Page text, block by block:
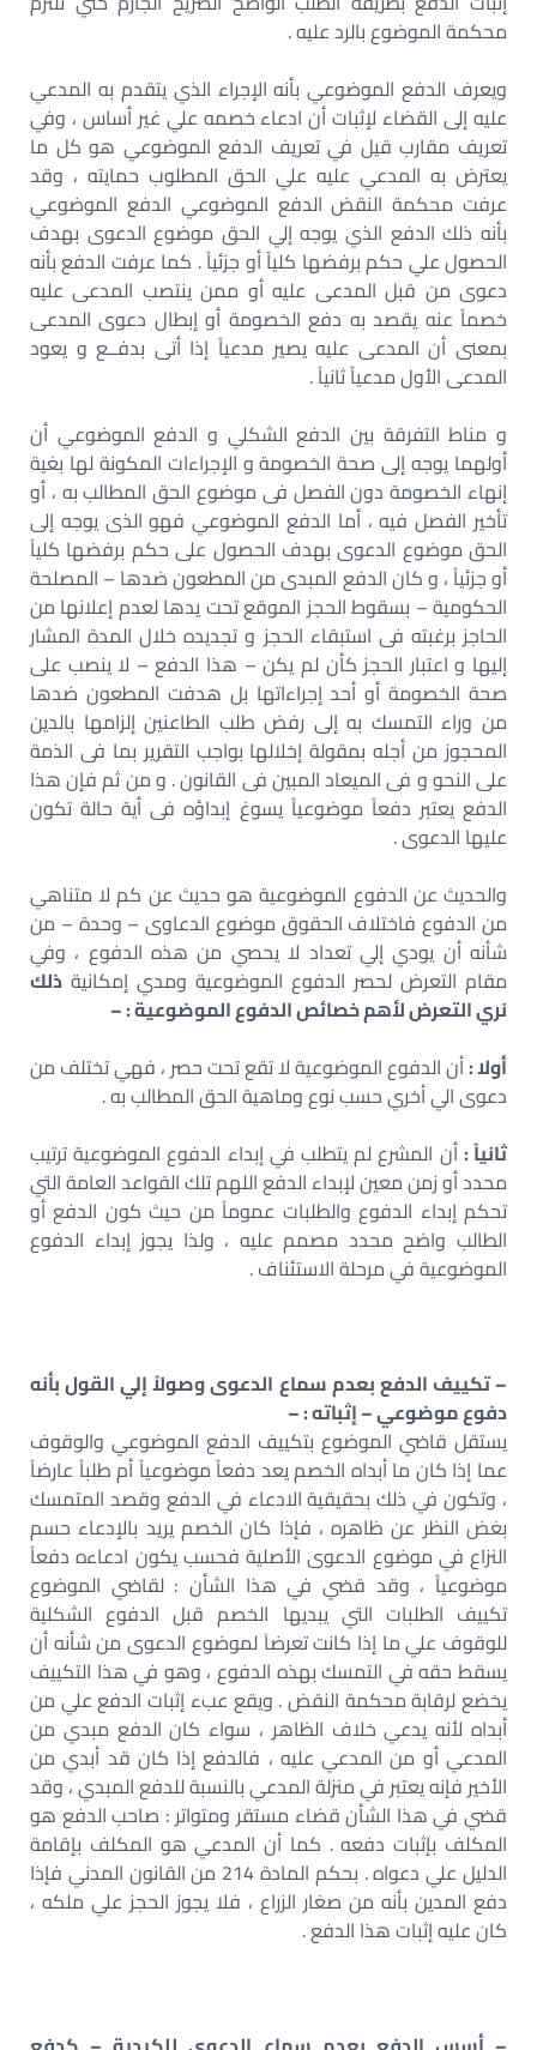
محكمة الموضوع بالرد عليه .
ويعرف الدفع الموضوعي بأنه الإجراء الذي يتقدم به المدعي
عليه إلى القضاء لإثبات أن ادعاء خصمه علي غير أساس ، وفي
تعريف مقارب قيل في تعريف الدفع الموضوعي هو كل ما
يعترض به المدعي عليه علي الحق المطلوب حمايته ، وقد
عرفت محكمة النقض الدفع الموضوعي الدفع الموضوعي
بأنه ذلك الدفع الذي يوجه إلي الحق موضوع الدعوى بهدف
الحصول علي حكم برفضها كلياً أو جزئياً . كما عرفت الدفع بأنه
دعوى من قبل المدعى عليه أو ممن ينتصب المدعى عليه
خصماً عنه يقصد به دفع الخصومة أو إبطال دعوى المدعى
بمعنى أن المدعى عليه يصير مدعياً إذا أتى بدفــع و يعود
المدعى الأول مدعياً ثانياً .
و مناط التفرقة بين الدفع الشكلي و الدفع الموضوعي أن
أولهما يوجه إلى صحة الخصومة و الإجراءات المكونة لها بغية
إنهاء الخصومة دون الفصل فى موضوع الحق المطالب به ، أو
تأخير الفصل فيه ، أما الدفع الموضوعي فهو الذى يوجه إلى
الحق موضوع الدعوى بهدف الحصول على حكم برفضها كلياً
أو جزئياً ، و كان الدفع المبدى من المطعون ضدها – المصلحة
الحكومية – بسقوط الحجز الموقع تحت يدها لعدم إعلانها من
الحاجز برغبته فى استبقاء الحجز و تجديده خلال المدة المشار
إليها و اعتبار الحجز كأن لم يكن – هذا الدفع – لا ينصب على
صحة الخصومة أو أحد إجراءاتها بل هدفت المطعون ضدها
من وراء التمسك به إلى رفض طلب الطاعنين إلزامها بالدين
المحجوز من أجله بمقولة إخلالها بواجب التقرير بما فى الذمة
على النحو و فى الميعاد المبين فى القانون . و من ثم فإن هذا
الدفع يعتبر دفعاً موضوعياً يسوغ إبداؤه فى أية حالة تكون
عليها الدعوى .
والحديث عن الدفوع الموضوعية هو حديث عن كم لا متناهي
من الدفوع فاختلاف الحقوق موضوع الدعاوى – وحدة – من
شأنه أن يودي إلي تعداد لا يحصي من هذه الدفوع ، وفي
مقام التعرض لحصر الدفوع الموضوعية ومدي إمكانية ذلك
نري التعرض لأهم خصائص الدفوع الموضوعية : –
أولا :أن الدفوع الموضوعية لا تقع تحت حصر ، فهي تختلف من
دعوى الي أخري حسب نوع وماهية الحق المطالب به .
ثانياً :أن المشرع لم يتطلب في إبداء الدفوع الموضوعية ترتيب
محدد أو زمن معين لإبداء الدفع اللهم تلك القواعد العامة التي
تحكم إبداء الدفوع والطلبات عموماً من حيث كون الدفع أو
الطالب واضح محدد مصمم عليه ، ولذا يجوز إبداء الدفوع
الموضوعية في مرحلة الاستئناف .
– تكييف الدفع بعدم سماع الدعوى وصولاً إلي القول بأنه
دفوع موضوعي – إثباته : –
يستقل قاضي الموضوع بتكييف الدفع الموضوعي والوقوف
عما إذا كان ما أبداه الخصم يعد دفعاً موضوعياً أم طلباً عارضاً
، وتكون في ذلك بحقيقية الادعاء في الدفع وقصد المتمسك
بغض النظر عن ظاهره ، فإذا كان الخصم يريد بالإدعاء حسم
النزاع في موضوع الدعوى الأصلية فحسب يكون ادعاءه دفعاً
موضوعياً ، وقد قضي في هذا الشأن : لقاضي الموضوع
تكييف الطلبات التي يبديها الخصم قبل الدفوع الشكلية
للوقوف علي ما إذا كانت تعرضاَ لموضوع الدعوى من شأنه أن
يسقط حقه في التمسك بهذه الدفوع ، وهو في هذا التكييف
يخضع لرقابة محكمة النقض . ويقع عبء إثبات الدفع علي من
أبداه لأنه يدعي خلاف الظاهر ، سواء كان الدفع مبدي من
المدعي أو من المدعي عليه ، فالدفع إذا كان قد أبدي من
الأخير فإنه يعتبر في منزلة المدعي بالنسبة للدفع المبدي ، وقد
قضي في هذا الشأن قضاء مستقر ومتواتر : صاحب الدفع هو
المكلف بإثبات دفعه . كما أن المدعي هو المكلف بإقامة
الدليل علي دعواه . بحكم المادة 214 من القانون المدني فإذا
دفع المدين بأنه من صغار الزراع ، فلا يجوز الحجز علي ملكه ،
كان عليه إثبات هذا الدفع .